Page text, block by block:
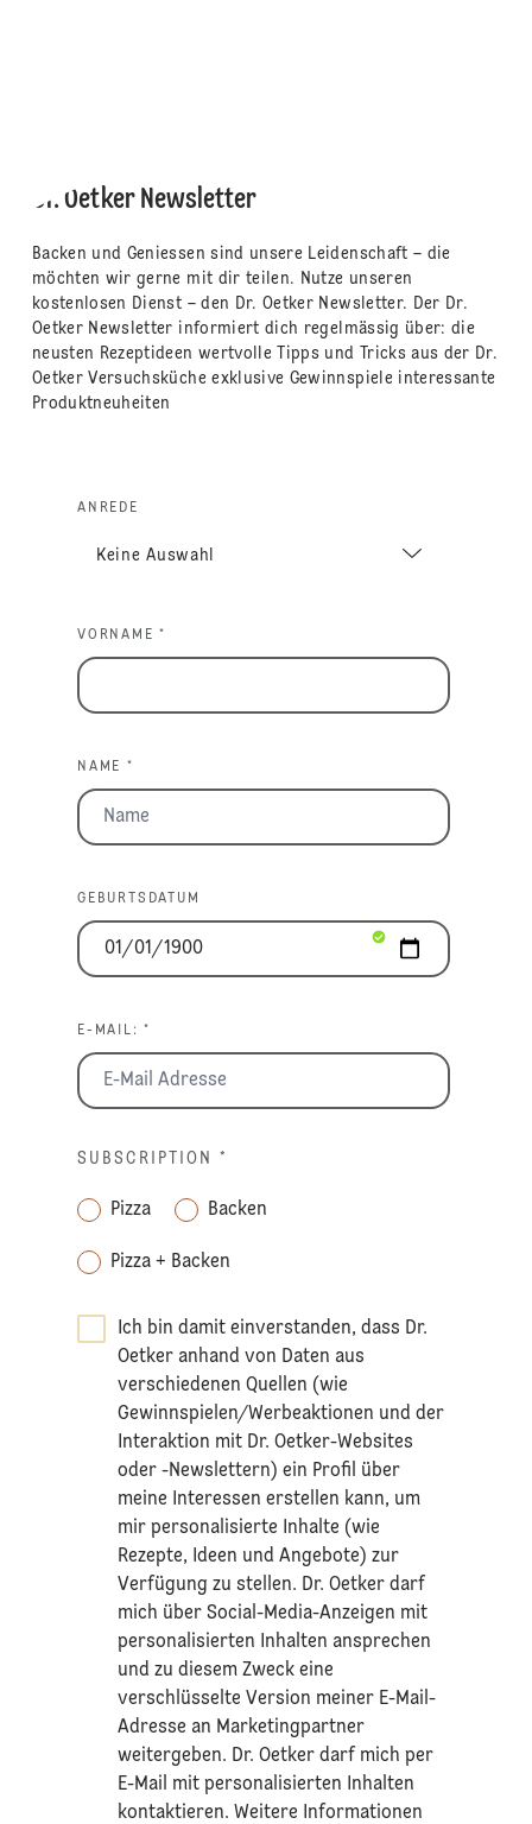
Dr. Oetker Newsletter
Backen und Geniessen sind unsere Leidenschaft – die
möchten wir gerne mit dir teilen. Nutze unseren
kostenlosen Dienst – den Dr. Oetker Newsletter. Der Dr.
Oetker Newsletter informiert dich regelmässig über: die
neusten Rezeptideen wertvolle Tipps und Tricks aus der Dr.
Oetker Versuchsküche exklusive Gewinnspiele interessante
Produktneuheiten
ANREDE
VORNAME *
NAME *
GEBURTSDATUM
E-MAIL: *
SUBSCRIPTION *
Pizza Backen
Pizza + Backen
Ich bin damit einverstanden, dass Dr.
Oetker anhand von Daten aus
verschiedenen Quellen (wie
Gewinnspielen/Werbeaktionen und der
Interaktion mit Dr. Oetker-Websites
oder -Newslettern) ein Profil über
meine Interessen erstellen kann, um
mir personalisierte Inhalte (wie
Rezepte, Ideen und Angebote) zur
Verfügung zu stellen. Dr. Oetker darf
mich über Social-Media-Anzeigen mit
personalisierten Inhalten ansprechen
und zu diesem Zweck eine
verschlüsselte Version meiner E-Mail-
Adresse an Marketingpartner
weitergeben. Dr. Oetker darf mich per
E-Mail mit personalisierten Inhalten
kontaktieren. Weitere Informationen